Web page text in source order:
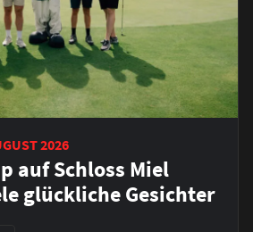
2026
auf Schloss Miel
glückliche Gesichter